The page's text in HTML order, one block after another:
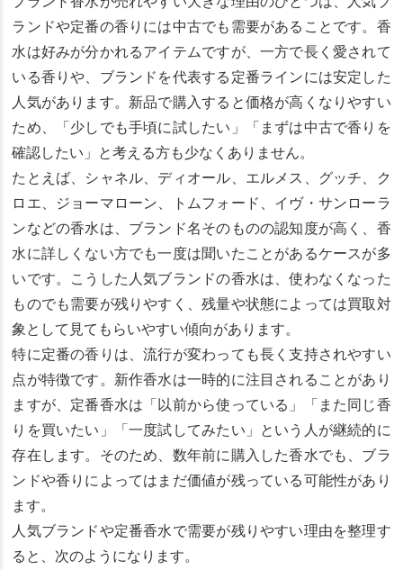
ランドや定番の香りには中古でも需要があることです。香
水は好みが分かれるアイテムですが、一方で長く愛されて
いる香りや、ブランドを代表する定番ラインには安定した
人気があります。新品で購入すると価格が高くなりやすい
ため、「少しでも手頃に試したい」「まずは中古で香りを
確認したい」と考える方も少なくありません。
たとえば、シャネル、ディオール、エルメス、グッチ、ク
ロエ、ジョーマローン、トムフォード、イヴ・サンローラ
ンなどの香水は、ブランド名そのものの認知度が高く、香
水に詳しくない方でも一度は聞いたことがあるケースが多
いです。こうした人気ブランドの香水は、使わなくなった
ものでも需要が残りやすく、残量や状態によっては買取対
象として見てもらいやすい傾向があります。
特に定番の香りは、流行が変わっても長く支持されやすい
点が特徴です。新作香水は一時的に注目されることがあり
ますが、定番香水は「以前から使っている」「また同じ香
りを買いたい」「一度試してみたい」という人が継続的に
存在します。そのため、数年前に購入した香水でも、ブラ
ンドや香りによってはまだ価値が残っている可能性があり
ます。
人気ブランドや定番香水で需要が残りやすい理由を整理す
ると、次のようになります。